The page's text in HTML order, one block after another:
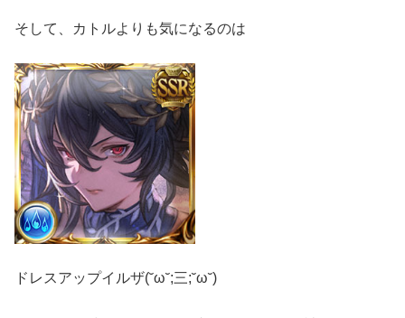
そして、カトルよりも気になるのは
ドレスアップイルザ(˘ω˘;三;˘ω˘)